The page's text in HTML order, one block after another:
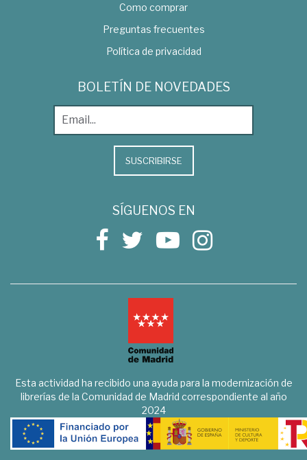
Como comprar
Preguntas frecuentes
Política de privacidad
BOLETÍN DE NOVEDADES
SUSCRIBIRSE
SÍGUENOS EN
Esta actividad ha recibido una ayuda para la modernización de
librerías de la Comunidad de Madrid correspondiente al año
2024